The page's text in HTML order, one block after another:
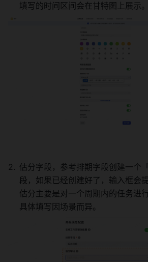
填写的时间区间会在甘特图上展示。
估分字段，参考排期字段创建一个
段，如果已经创建好了，输入框会
估分主要是对一个周期内的任务进
具体填写因场景而异。